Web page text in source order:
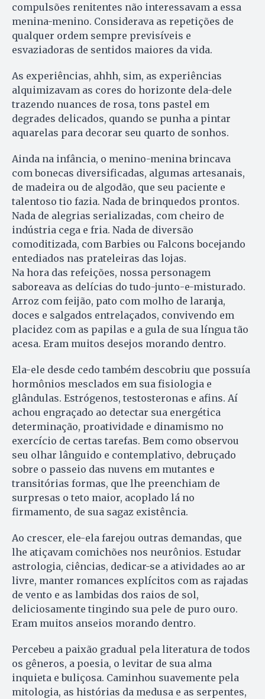
compulsões renitentes não interessavam a essa
menina-menino. Consi­derava as repetições de
qualquer ordem sempre previsíveis e
esvaziadoras de sentidos maiores da vida.
As experiências, ahhh, sim, as experiências
alquimizavam as cores do horizonte dela-dele
trazendo nuances de rosa, tons pastel em
degrades delicados, quando se punha a pintar
aquarelas para decorar seu quarto de sonhos.
Ainda na infância, o menino-menina brincava
com bonecas diversificadas, algumas artesanais,
de madeira ou de algodão, que seu paciente e
talentoso tio fazia. Nada de brinquedos prontos.
Nada de alegrias serializadas, com cheiro de
indústria cega e fria. Nada de diversão
comoditizada, com Barbies ou Falcons bocejando
entediados nas prateleiras das lojas.
Na hora das refeições, nossa personagem
saboreava as delícias do tudo-junto-e-misturado.
Arroz com feijão, pato com molho de laranja,
doces e salgados entrelaçados, convivendo em
placidez com as papilas e a gula de sua língua tão
acesa. Eram muitos desejos morando dentro.
Ela-ele desde cedo também descobriu que possuía
hormônios mesclados em sua fisiologia e
glândulas. Estrógenos, testosteronas e afins. Aí
achou engraçado ao detectar sua energética
determinação, proatividade e dinamismo no
exercício de certas tarefas. Bem como observou
seu olhar lânguido e contemplativo, debruçado
sobre o passeio das nuvens em mutantes e
transitórias formas, que lhe preenchiam de
surpresas o teto maior, acoplado lá no
firmamento, de sua sagaz existência.
Ao crescer, ele-ela farejou outras demandas, que
lhe atiçavam comichões nos neurônios. Estudar
astrologia, ciências, dedicar-se a atividades ao ar
livre, manter romances explícitos com as rajadas
de vento e as lambidas dos raios de sol,
deliciosamente tingindo sua pele de puro ouro.
Eram muitos anseios morando dentro.
Percebeu a paixão gradual pela literatura de todos
os gêneros, a poesia, o levitar de sua alma
inquieta e buliçosa. Caminhou suavemente pela
mitologia, as histórias da medusa e as serpentes,